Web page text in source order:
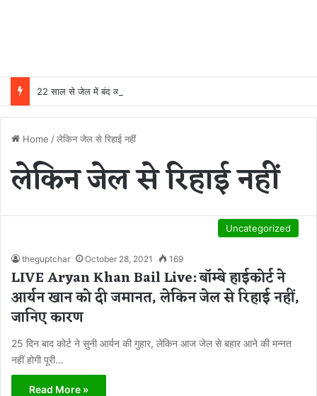
Home /लेकिन जेल से रिहाई नहीं
लेकिन जेल से रिहाई नहीं
Uncategorized
theguptchar October 28, 2021 169
LIVE Aryan Khan Bail Live: बॉम्बे हाईकोर्ट ने
आर्यन खान को दी जमानत, लेकिन जेल से रिहाई नहीं,
जानिए कारण
25 दिन बाद कोर्ट ने सुनी आर्यन की गुहार, लेकिन आज जेल से बहार आने की मन्नत
नहीं होगी पूरी…
Read More »